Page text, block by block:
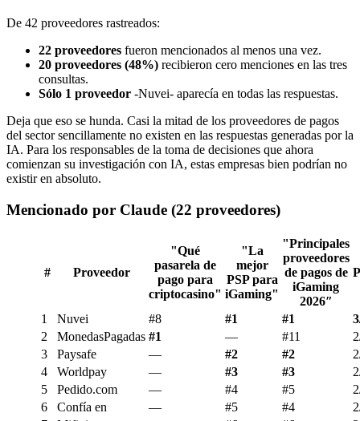
De 42 proveedores rastreados:
22 proveedores fueron mencionados al menos una vez.
20 proveedores (48%) recibieron cero menciones en las tres
consultas.
Sólo 1 proveedor -Nuvei- aparecía en todas las respuestas.
Deja que eso se hunda. Casi la mitad de los proveedores de pagos
del sector sencillamente no existen en las respuestas generadas por la
IA. Para los responsables de la toma de decisiones que ahora
comienzan su investigación con IA, estas empresas bien podrían no
existir en absoluto.
Mencionado por Claude (22 proveedores)
# Proveedor
"Qué
pasarela de
pago para
criptocasino"
"La
mejor
PSP para
iGaming"
"Principales
proveedores
de pagos de
iGaming
2026″
1 Nuvei #8 #1 #1
2
MonedasPagadas #1 — #11
3
Paysafe — #2 #2
4
Worldpay — #3 #3
5
Pedido.com — #4 #5
6
Confía en — #5 #4